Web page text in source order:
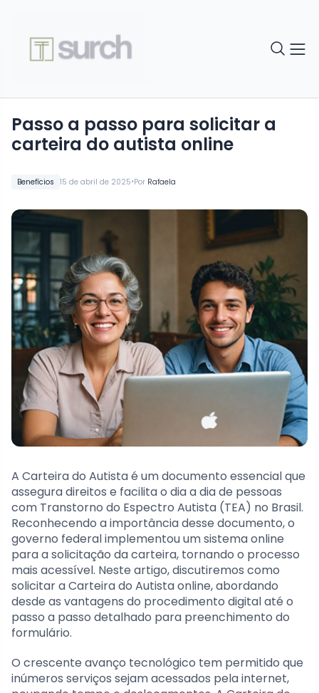
Benefícios 15 de abril de 2025•Por Rafaela
Passo a passo para solicitar a
carteira do autista online
A Carteira do Autista é um documento essencial que
assegura direitos e facilita o dia a dia de pessoas
com Transtorno do Espectro Autista (TEA) no Brasil.
Reconhecendo a importância desse documento, o
governo federal implementou um sistema online
para a solicitação da carteira, tornando o processo
mais acessível. Neste artigo, discutiremos como
solicitar a Carteira do Autista online, abordando
desde as vantagens do procedimento digital até o
passo a passo detalhado para preenchimento do
formulário.
O crescente avanço tecnológico tem permitido que
inúmeros serviços sejam acessados pela internet,